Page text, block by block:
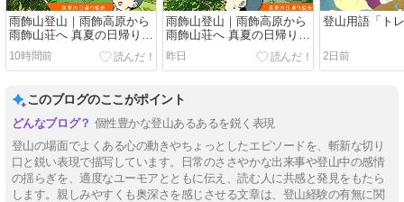
雨飾山登山｜雨飾高原から
雨飾山荘へ 真夏の日帰り縦
走（04）笹平
10時間前
雨飾山登山｜雨飾高原から
雨飾山荘へ 真夏の日帰り縦
走（03）登山道
昨日
登山用語「ト
2日前
このブログのここがポイント
個性豊かな登山あるあるを鋭く表現
登山の場面でよくある心の動きやちょっとしたエピソードを、斬新な切り
口と鋭い表現で描写しています。日常のささやかな出来事や登山中の感情
の揺らぎを、適度なユーモアとともに伝え、読む人に共感と発見をもたら
します。親しみやすくも奥深さを感じさせる文章は、登山経験の有無に関